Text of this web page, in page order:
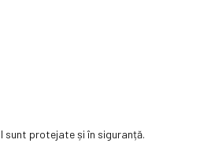
sunt protejate și în siguranță.